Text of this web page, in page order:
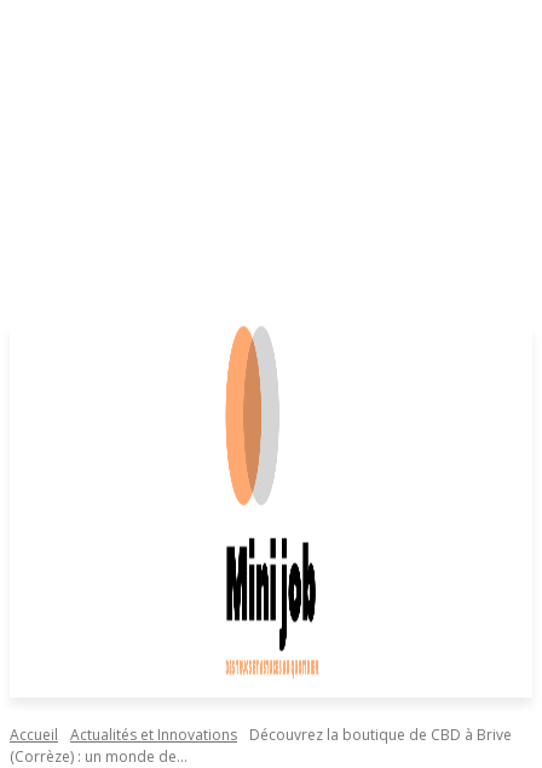
Accueil Actualités et Innovations
Découvrez la boutique de CBD à Brive
(Corrèze) : un monde de...